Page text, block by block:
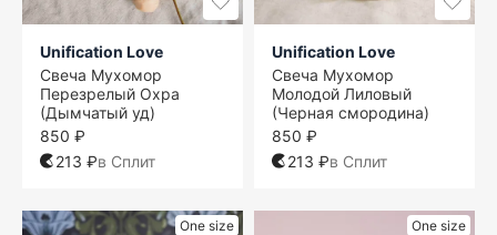
Unification Love
Свеча Мухомор
Перезрелый Охра
(Дымчатый уд)
850 ₽
213 ₽в Сплит
Unification Love
Свеча Мухомор
Молодой Лиловый
(Черная смородина)
850 ₽
213 ₽в Сплит
One size One size